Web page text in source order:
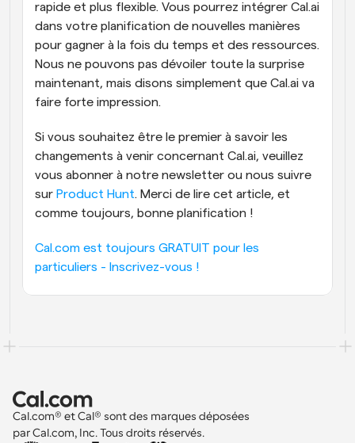
rapide et plus flexible. Vous pourrez intégrer Cal.ai
dans votre planification de nouvelles manières
pour gagner à la fois du temps et des ressources.
Nous ne pouvons pas dévoiler toute la surprise
maintenant, mais disons simplement que Cal.ai va
faire forte impression.
Si vous souhaitez être le premier à savoir les
changements à venir concernant Cal.ai, veuillez
vous abonner à notre newsletter ou nous suivre
sur Product Hunt. Merci de lire cet article, et
comme toujours, bonne planification !
Cal.com est toujours GRATUIT pour les
particuliers - Inscrivez-vous !
Cal.com® et Cal® sont des marques déposées
par Cal.com, Inc. Tous droits réservés.